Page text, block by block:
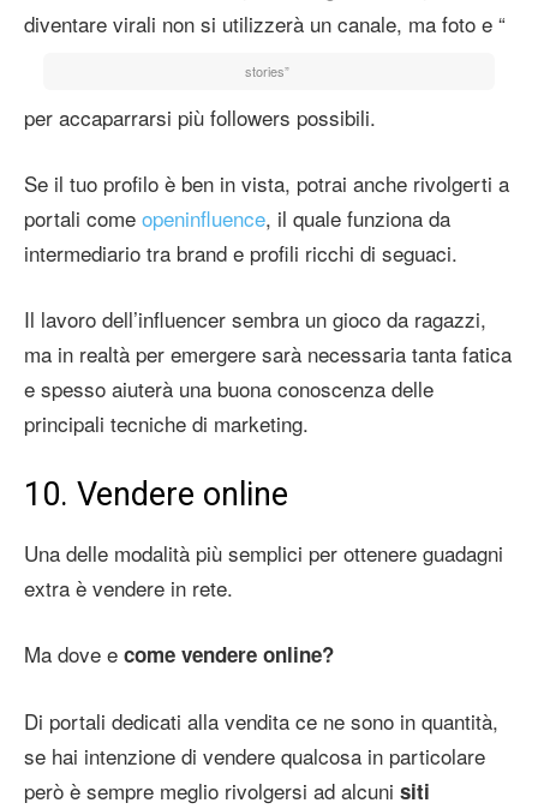
diventare virali non si utilizzerà un canale, ma foto e “
stories”
per accaparrarsi più followers possibili.
Se il tuo profilo è ben in vista, potrai anche rivolgerti a
portali come openinfluence, il quale funziona da
intermediario tra brand e profili ricchi di seguaci.
Il lavoro dell’influencer sembra un gioco da ragazzi,
ma in realtà per emergere sarà necessaria tanta fatica
e spesso aiuterà una buona conoscenza delle
principali tecniche di marketing.
10. Vendere online
Una delle modalità più semplici per ottenere guadagni
extra è vendere in rete.
Ma dove e come vendere online?
Di portali dedicati alla vendita ce ne sono in quantità,
se hai intenzione di vendere qualcosa in particolare
però è sempre meglio rivolgersi ad alcuni siti